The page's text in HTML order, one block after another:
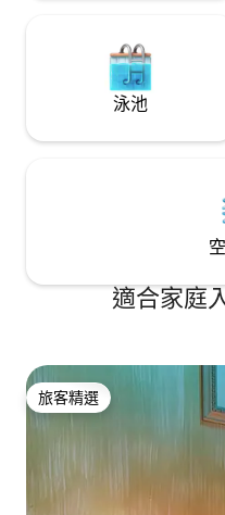
萬韓元。 嬰兒滿 24 個月後
元。 對於 24 個月以下的兒
提供額外的被子，費用為
們會產生額外費用。 @ 毛巾、洗髮精、潤
髮乳、沐浴乳、牙膏和牙刷
泳池
適合家庭
旅客精選
旅客精選